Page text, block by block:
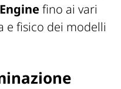
fino ai vari
e fisico dei modelli